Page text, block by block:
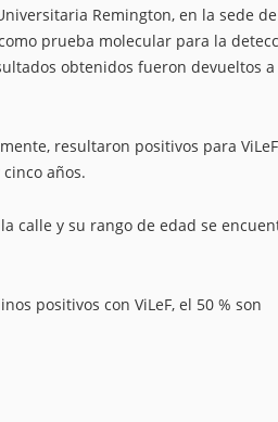
Remington, en la sede de
prueba molecular para la
obtenidos fueron devueltos a
resultaron positivos para
años.
calle y su rango de edad se
positivos con ViLeF, el 50 % son